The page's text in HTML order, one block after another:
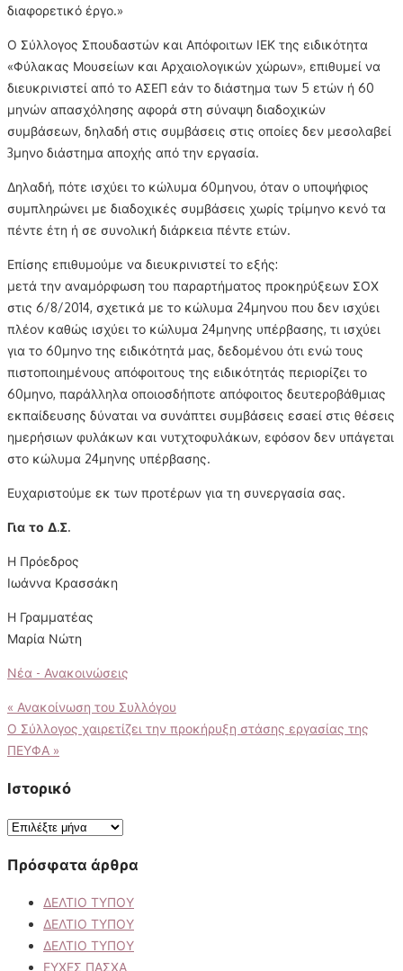
διαφορετικό έργο.»
Ο Σύλλογος Σπουδαστών και Απόφοιτων ΙΕΚ της ειδικότητα
«Φύλακας Μουσείων και Αρχαιολογικών χώρων», επιθυμεί να
διευκρινιστεί από το ΑΣΕΠ εάν το διάστημα των 5 ετών ή 60
μηνών απασχόλησης αφορά στη σύναψη διαδοχικών
συμβάσεων, δηλαδή στις συμβάσεις στις οποίες δεν μεσολαβεί
3μηνο διάστημα αποχής από την εργασία.
Δηλαδή, πότε ισχύει το κώλυμα 60μηνου, όταν ο υποψήφιος
συμπληρώνει με διαδοχικές συμβάσεις χωρίς τρίμηνο κενό τα
πέντε έτη ή σε συνολική διάρκεια πέντε ετών.
Επίσης επιθυμούμε να διευκρινιστεί το εξής:
μετά την αναμόρφωση του παραρτήματος προκηρύξεων ΣΟΧ
στις 6/8/2014, σχετικά με το κώλυμα 24μηνου που δεν ισχύει
πλέον καθώς ισχύει το κώλυμα 24μηνης υπέρβασης, τι ισχύει
για το 60μηνο της ειδικότητά μας, δεδομένου ότι ενώ τους
πιστοποιημένους απόφοιτους της ειδικότητάς περιορίζει το
60μηνο, παράλληλα οποιοσδήποτε απόφοιτος δευτεροβάθμιας
εκπαίδευσης δύναται να συνάπτει συμβάσεις εσαεί στις θέσεις
ημερήσιων φυλάκων και νυτχτοφυλάκων, εφόσον δεν υπάγεται
στο κώλυμα 24μηνης υπέρβασης.
Ευχαριστούμε εκ των προτέρων για τη συνεργασία σας.
Για το Δ.Σ.
Η Πρόεδρος
Ιωάννα Κρασσάκη
Η Γραμματέας
Μαρία Νώτη
Νέα - Ανακοινώσεις
Πλοήγηση
άρθρων
« Ανακοίνωση του Συλλόγου
Ο Σύλλογος χαιρετίζει την προκήρυξη στάσης εργασίας της
ΠΕΥΦΑ »
Ιστορικό
Ιστορικό
Πρόσφατα άρθρα
ΔΕΛΤΙΟ ΤΥΠΟΥ
ΔΕΛΤΙΟ ΤΥΠΟΥ
ΔΕΛΤΙΟ ΤΥΠΟΥ
ΕΥΧΕΣ ΠΑΣΧΑ